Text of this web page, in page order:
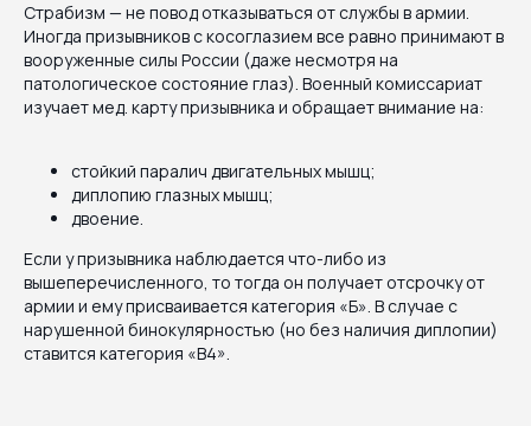
Страбизм — не повод отказываться от службы в армии.
Иногда призывников с косоглазием все равно принимают в
вооруженные силы России (даже несмотря на
патологическое состояние глаз). Военный комиссариат
изучает мед. карту призывника и обращает внимание на:
стойкий паралич двигательных мышц;
диплопию глазных мышц;
двоение.
Если у призывника наблюдается что-либо из
вышеперечисленного, то тогда он получает отсрочку от
армии и ему присваивается категория «Б». В случае с
нарушенной бинокулярностью (но без наличия диплопии)
ставится категория «В4».